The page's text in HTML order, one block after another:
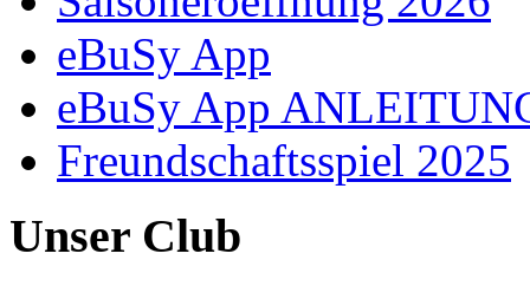
eBuSy App
eBuSy App
Freundschaftsspiel 2025
Unser Club